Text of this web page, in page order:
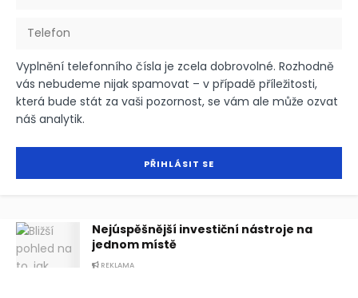
Vyplnění telefonního čísla je zcela dobrovolné. Rozhodně
vás nebudeme nijak spamovat – v případě příležitosti,
která bude stát za vaši pozornost, se vám ale může ozvat
náš analytik.
Nejúspěšnější investiční nástroje na
jednom místě
REKLAMA